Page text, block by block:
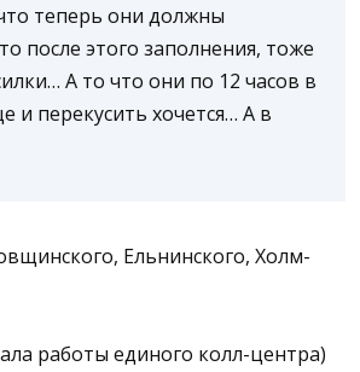
теперь они должны
после этого заполнения, тоже
А то что они по 12 часов в
и перекусить хочется… А в
Ельнинского, Холм-
работы единого колл-центра)